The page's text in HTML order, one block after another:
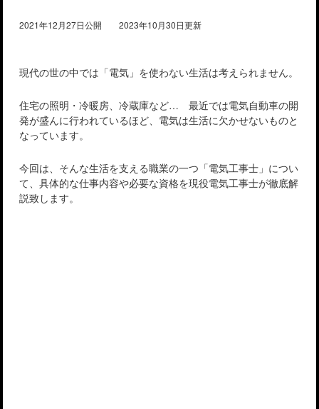
2021年12月27日公開 2023年10月30日更新
現代の世の中では「電気」を使わない生活は考えられません。
住宅の照明・冷暖房、冷蔵庫など… 最近では電気自動車の開
発が盛んに行われているほど、電気は生活に欠かせないものと
なっています。
今回は、そんな生活を支える職業の一つ「電気工事士」につい
て、具体的な仕事内容や必要な資格を現役電気工事士が徹底解
説致します。